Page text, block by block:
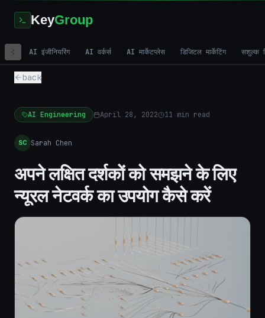
KeyGroup
AI इंजीनियरिंग AI वर्कर्स AI मार्केटप्लेस डिजिटल मार्केटिंग सशुल्क
back
AI Engineering April 28, 2022 11 min read
SC Sarah Chen
अपने लक्षित दर्शकों को समझने के लिए
न्यूरल नेटवर्क का उपयोग कैसे करें